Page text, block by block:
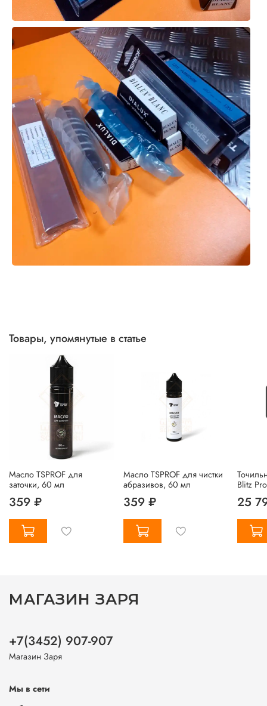
Товары, упомянутые в статье
Масло TSPROF для
заточки, 60 мл
359 ₽
Масло TSPROF для чистки
абразивов, 60 мл
359 ₽
Blitz
25
МАГАЗИН ЗАРЯ
+7(3452) 907-907
Магазин Заря
Мы в сети